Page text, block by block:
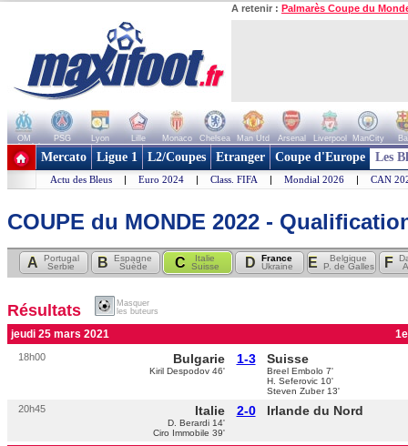
A retenir : Palmarès Coupe du
OM PSG Lyon Lille Monaco Chelsea Man Utd Arsenal Liverpool ManCity
+ de clubs
Mercato Ligue 1 L2/Coupes Etranger Coupe d'Europe Les
Actu des Bleus | Euro 2024 | Class. FIFA | Mondial 2026 | CAN
COUPE du MONDE 2022 -
A
Portugal
Serbie
B
Espagne
Suède
C
Italie
Suisse
D
France
Ukraine
E
Belgique
P. de Galles
F
Résultats
Masquer
les buteurs
jeudi 25 mars 2021
18h00 Bulgarie 1-3 Suisse
Kiril Despodov 46'
Breel Embolo 7'
H. Seferovic 10'
Steven Zuber 13'
20h45 Italie 2-0 Irlande du Nord
D. Berardi 14'
Ciro Immobile 39'